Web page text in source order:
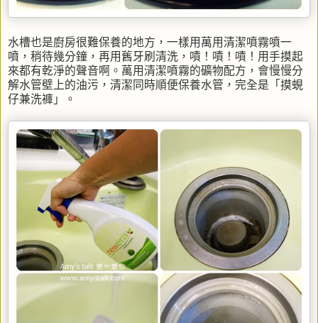
水槽也是廚房很難保養的地方，一樣用萬用清潔噴霧噴一
噴，稍待幾分鐘，再用舊牙刷清洗，嘖！嘖！嘖！用手摸起
來都有乾淨的聲音啊。萬用清潔噴霧的礦物配方，會慢慢分
解水管壁上的油污，清潔同時順便保養水管，完全是「 摸蜆
仔兼洗褲」。